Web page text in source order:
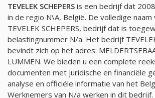
TEVELEK SCHEPERS is een bedrijf dat
in de regio N\A, België. De volledige
TEVELEK SCHEPERS, bedrijf dat is
belastingnummer N/a. Het bedrijf
bevindt zich op het adres:
LUMMEN. We bieden u een complete
documenten met juridische en financiële
analyse en officiële informatie van het
Werknemers van N/a werken in dit bedrijf.